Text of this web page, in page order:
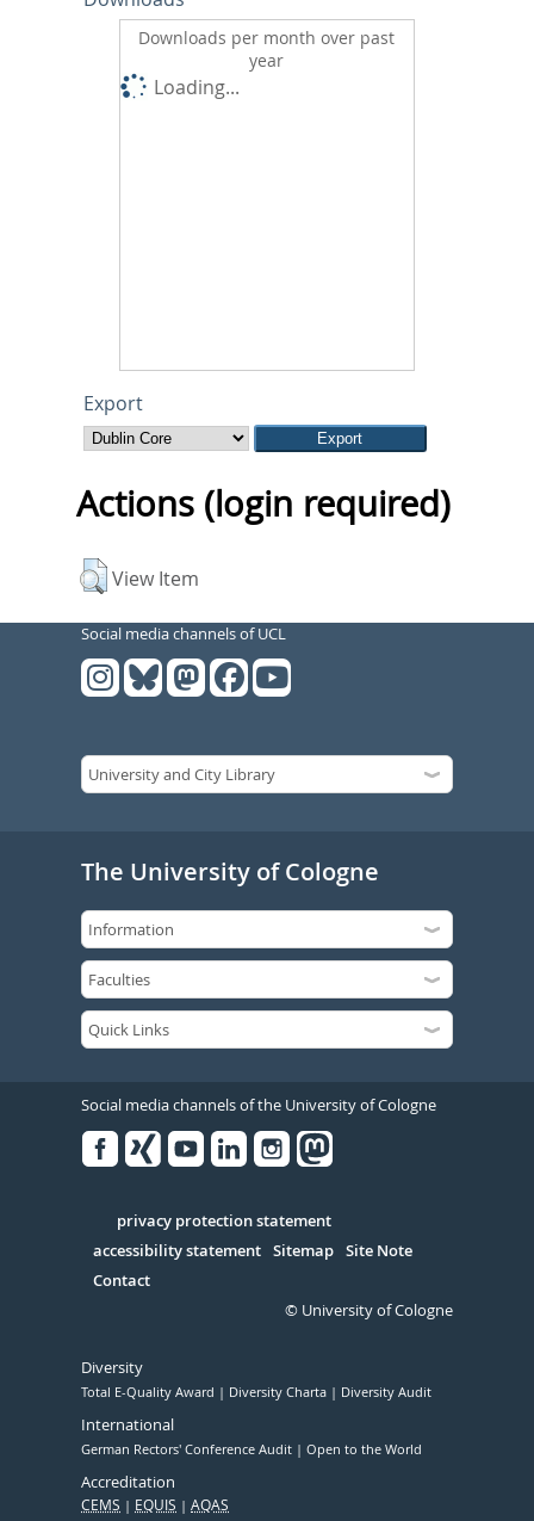
Downloads per month over past
year
Loading...
Export
Actions (login required)
View Item
Social media channels of UCL
The University of Cologne
Social media channels of the University of Cologne
Serivce
privacy protection statement
accessibility statement Sitemap Site Note
Contact
© University of Cologne
Diversity
Total E-Quality Award Diversity Charta Diversity Audit
International
German Rectors' Conference Audit Open to the World
Accreditation
CEMS EQUIS AQAS